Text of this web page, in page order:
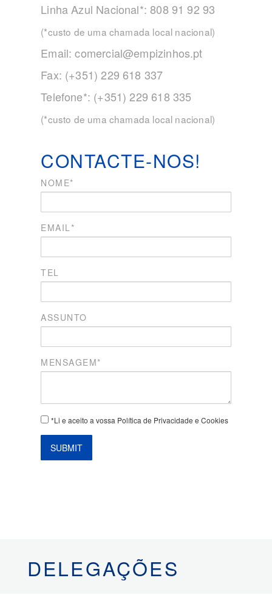
CONTACTE-NOS!
NOME*
EMAIL*
TEL
ASSUNTO
MENSAGEM*
*Li e aceito a vossa Política de Privacidade e Cookies
SUBMIT
Linha Azul Nacional*: 808 91 92 93
(*custo de uma chamada local nacional)
Email:comercial@empizinhos.pt
Fax: (+351) 229 618 337
Telefone*: (+351) 229 618 335
(*custo de uma chamada local nacional)
DELEGAÇÕES